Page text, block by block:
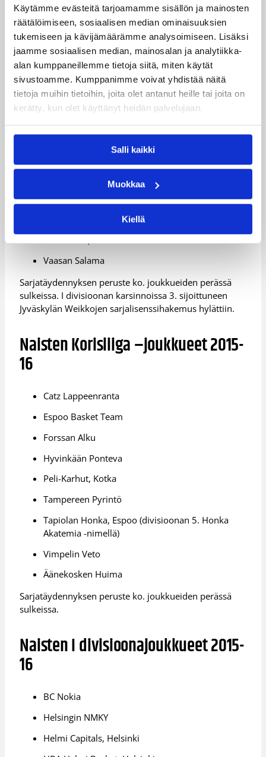
Käytämme evästeitä tarjoamamme sisällön ja mainosten
räätälöimiseen, sosiaalisen median ominaisuuksien
tukemiseen ja kävijämäärämme analysoimiseen. Lisäksi
jaamme sosiaalisen median, mainosalan ja analytiikka-
alan kumppaneillemme tietoja siitä, miten käytät
sivustoamme. Kumppanimme voivat yhdistää näitä
tietoja muihin tietoihin, joita olet antanut heille tai joita on
kerätty, kun olet käyttänyt heidän palvelujaan.
Salli kaikki
Muokkaa
Kiellä
KaU Koris, Karkkila
Kouvola Basket (divisioonan esikarsinnan 3.)
KTP Koripallo, Kotka (divisioonan esikarsinnan 2.)
Namika Lahti Juniorit (liittohallituksen päätös
sarjan täydentämisestä)
Namika Lappeenranta
Perniön Urheilijat
PuHu Juniorit, Vantaa (Divisioona B:n 8.)
Raholan Pyrkivä, Tampere
Tapiolan Honka, Espoo (divisioonan karsintojen
2.)
Vaasan Salama
Sarjatäydennyksen peruste ko. joukkueiden perässä
sulkeissa. I divisioonan karsinnoissa 3. sijoittuneen
Jyväskylän Weikkojen sarjalisenssihakemus hylättiin.
Naisten Korisliiga –joukkueet 2015-
16
Catz Lappeenranta
Espoo Basket Team
Forssan Alku
Hyvinkään Ponteva
Peli-Karhut, Kotka
Tampereen Pyrintö
Tapiolan Honka, Espoo (divisioonan 5. Honka
Akatemia -nimellä)
Vimpelin Veto
Äänekosken Huima
Sarjatäydennyksen peruste ko. joukkueiden perässä
sulkeissa.
Naisten I divisioonajoukkueet 2015-
16
BC Nokia
Helsingin NMKY
Helmi Capitals, Helsinki